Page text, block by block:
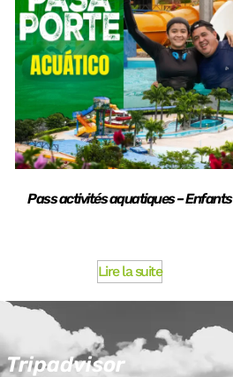
Pass activités aquatiques – Enfants
Lire la suite
Tripadvisor